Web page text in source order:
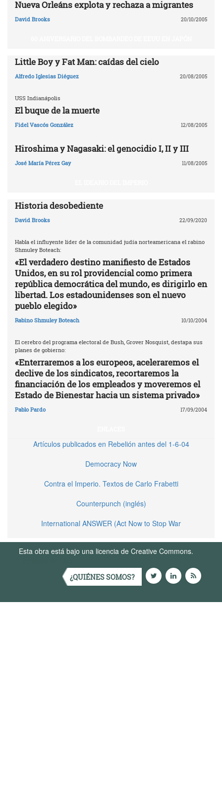
Nueva Orleáns explota y rechaza a migrantes
David Brooks 20/10/2005
Little Boy y Fat Man: caídas del cielo
Alfredo Iglesias Diéguez 20/08/2005
USS Indianápolis
El buque de la muerte
Fidel Vascós González 12/08/2005
Hiroshima y Nagasaki: el genocidio I, II y III
José María Pérez Gay 11/08/2005
Historia desobediente
David Brooks 22/09/2020
Habla el influyente líder de la comunidad judía norteamericana el rabino
Shmuley Boteach:
«El verdadero destino manifiesto de Estados
Unidos, en su rol providencial como primera
república democrática del mundo, es dirigirlo en
libertad. Los estadounidenses son el nuevo
pueblo elegido»
Rabino Shmuley Boteach 10/10/2004
El cerebro del programa electoral de Bush, Grover Nosquist, destapa sus
planes de gobierno:
«Enterraremos a los europeos, aceleraremos el
declive de los sindicatos, recortaremos la
financiación de los empleados y moveremos el
Estado de Bienestar hacia un sistema privado»
Pablo Pardo 17/09/2004
Artículos publicados en Rebelión antes del 1-6-04
Democracy Now
Contra el Imperio. Textos de Carlo Frabetti
Counterpunch (inglés)
International ANSWER (Act Now to Stop War
Esta obra está bajo una licencia de Creative Commons.
¿QUIÉNES SOMOS?